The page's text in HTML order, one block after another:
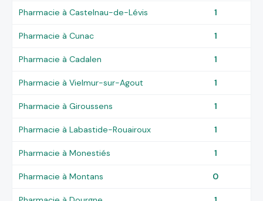
Pharmacie à Castelnau-de-Lévis 1
Pharmacie à Cunac 1
Pharmacie à Cadalen 1
Pharmacie à Vielmur-sur-Agout 1
Pharmacie à Giroussens 1
Pharmacie à Labastide-Rouairoux 1
Pharmacie à Monestiés 1
Pharmacie à Montans 0